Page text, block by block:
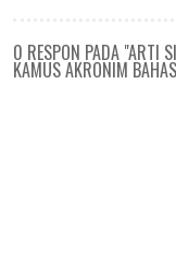
0 RESPON PADA "ARTI
KAMUS AKRONIM